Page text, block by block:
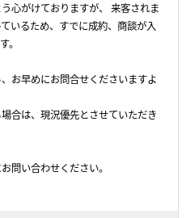
心がけておりますが、 来客されま
いるため、すでに成約、商談が入
。
お早めにお問合せくださいますよ
合は、現況優先とさせていただき
問い合わせください。